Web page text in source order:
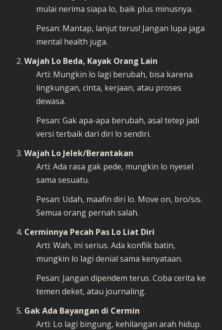
mulai nerima siapa lo, baik plus minusnya.
Pesan: Mantap, lanjut terus! Jangan lupa jaga
mental health juga.
Wajah Lo Beda, Kayak Orang Lain
Arti: Mungkin lo lagi berubah, bisa karena
lingkungan, cinta, kerjaan, atau proses
dewasa.
Pesan: Gak apa-apa berubah, asal tetep jadi
versi terbaik dari diri lo sendiri.
Wajah Lo Jelek/Berantakan
Arti: Ada rasa gak pede, mungkin lo nyesel
sama sesuatu.
Pesan: Udah, maafin diri lo. Move on, bro/sis.
Semua orang pernah salah.
Cerminnya Pecah Pas Lo Liat Diri
Arti: Wah, ini serius. Ada konflik batin,
mungkin lo lagi denial sama kenyataan.
Pesan: Jangan dipendem terus. Coba cerita ke
temen deket, atau journaling.
Gak Ada Bayangan di Cermin
Arti: Lo lagi bingung, kehilangan arah hidup.